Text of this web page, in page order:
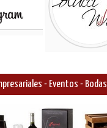
- Eventos - Bodas